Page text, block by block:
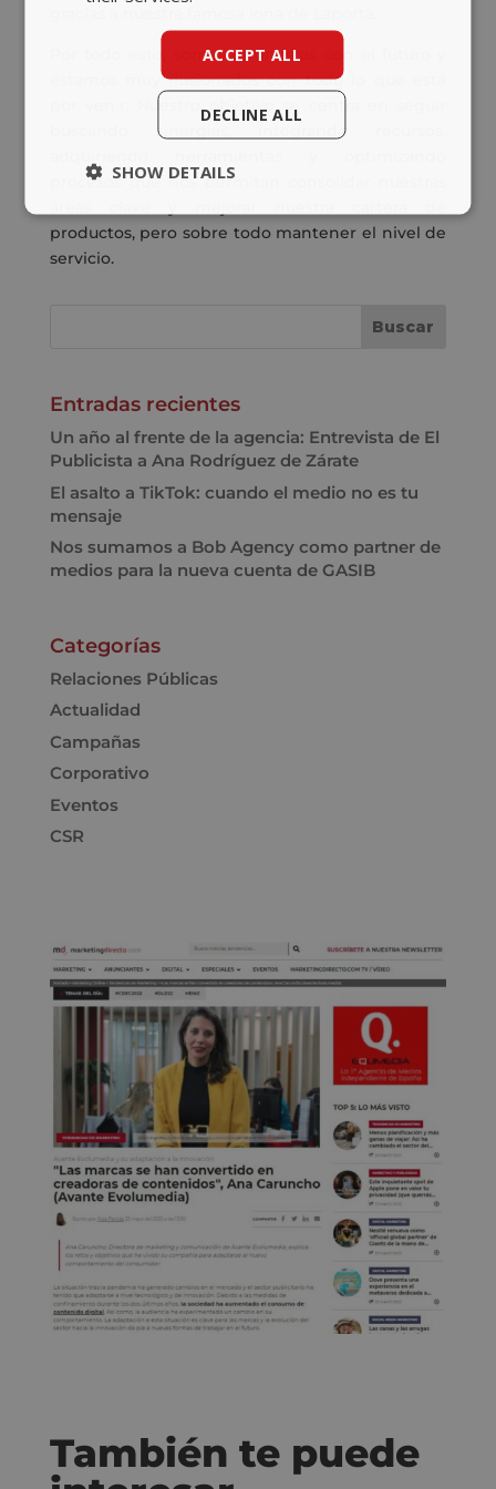
Por todo esto, somos optimistas con el futuro y
estamos muy ilusionados con todo lo que está
por venir. Nuestro objetivo se centra en seguir
buscando sinergias, integrando recursos,
procesos que nos permitan consolidar nuestras
productos, pero sobre todo mantener el nivel de
servicio.
Entradas recientes
Un año al frente de la agencia: Entrevista de El
Publicista a Ana Rodríguez de Zárate
El asalto a TikTok: cuando el medio no es tu
mensaje
Nos sumamos a Bob Agency como partner de
medios para la nueva cuenta de GASIB
Categorías
Relaciones Públicas
Actualidad
Campañas
Corporativo
Eventos
CSR
También te puede
ACCEPT ALL
DECLINE ALL
SHOW DETAILS